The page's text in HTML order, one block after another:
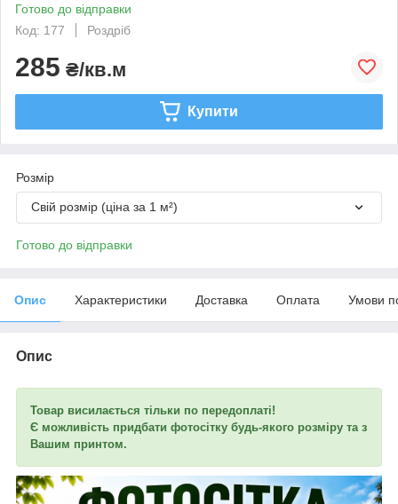
Готово до відправки
Код: 177
Роздріб
285 ₴/кв.м
Купити
Розмір
Свій розмір (ціна за 1 м²)
Готово до відправки
Опис Характеристики Доставка Оплата Умови
Опис
Товар висилається тільки по передоплаті!
Є можливість придбати фотосітку будь-якого розміру та з
Вашим принтом.